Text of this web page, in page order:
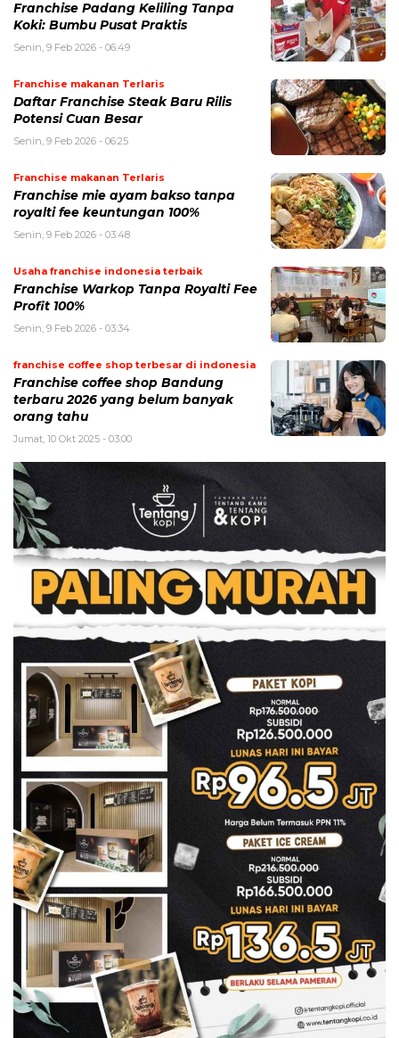
Franchise Padang Keliling Tanpa
Koki: Bumbu Pusat Praktis
Senin, 9 Feb 2026 - 06:49
Franchise makanan Terlaris
Daftar Franchise Steak Baru Rilis
Potensi Cuan Besar
Senin, 9 Feb 2026 - 06:25
Franchise makanan Terlaris
Franchise mie ayam bakso tanpa
royalti fee keuntungan 100%
Senin, 9 Feb 2026 - 03:48
Usaha franchise indonesia terbaik
Franchise Warkop Tanpa Royalti Fee
Profit 100%
Senin, 9 Feb 2026 - 03:34
franchise coffee shop terbesar di indonesia
Franchise coffee shop Bandung
terbaru 2026 yang belum banyak
orang tahu
Jumat, 10 Okt 2025 - 03:00